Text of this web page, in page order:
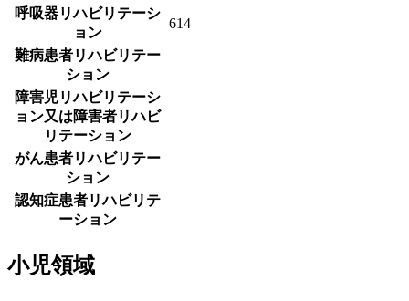
呼吸器リハビリテーシ
ョン
614
難病患者リハビリテー
ション
障害児リハビリテーシ
ョン又は障害者リハビ
リテーション
がん患者リハビリテー
ション
認知症患者リハビリテ
ーション
小児領域